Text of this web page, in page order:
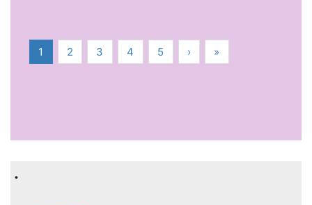
1 2 3 4 5 › »
.